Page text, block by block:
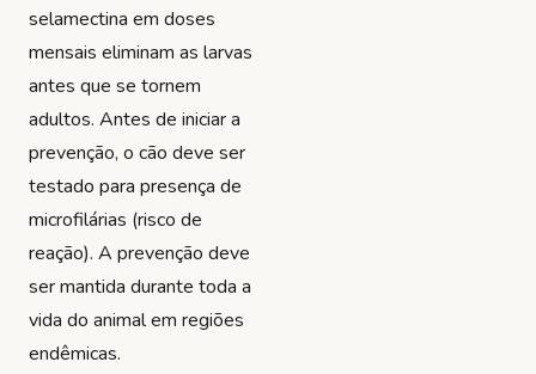
selamectina em doses
mensais eliminam as larvas
antes que se tornem
adultos. Antes de iniciar a
prevenção, o cão deve ser
testado para presença de
microfilárias (risco de
reação). A prevenção deve
ser mantida durante toda a
vida do animal em regiões
endêmicas.